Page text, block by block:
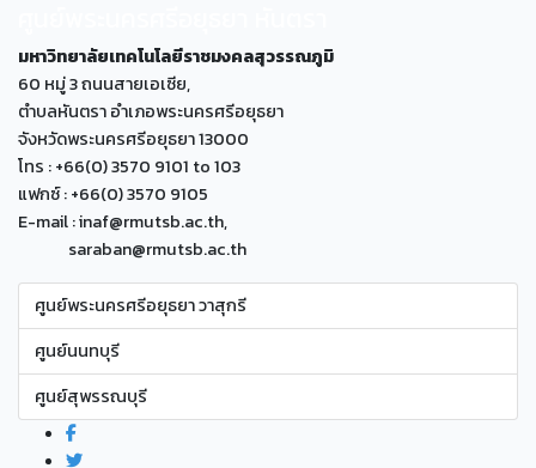
มหาวิทยาลัยเทคโนโลยีราชมงคลสุวรรณภูมิ
60 หมู่ 3 ถนนสายเอเซีย,
ตำบลหันตรา อำเภอพระนครศรีอยุธยา
จังหวัดพระนครศรีอยุธยา 13000
โทร : +66(0) 3570 9101 to 103
แฟกซ์ : +66(0) 3570 9105
E-mail : inaf@rmutsb.ac.th,
saraban@rmutsb.ac.th
ศูนย์พระนครศรีอยุธยา วาสุกรี
ศูนย์นนทบุรี
ศูนย์สุพรรณบุรี